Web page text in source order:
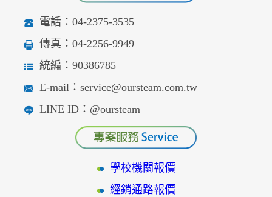
電話：04-2375-3535
傳真：04-2256-9949
統編：90386785
E-mail：service@oursteam.com.tw
LINE ID：@oursteam
學校機關報價
經銷通路報價